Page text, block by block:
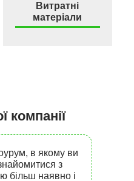
Витратні
матеріали
компанії
в якому ви
з
більш наявно і